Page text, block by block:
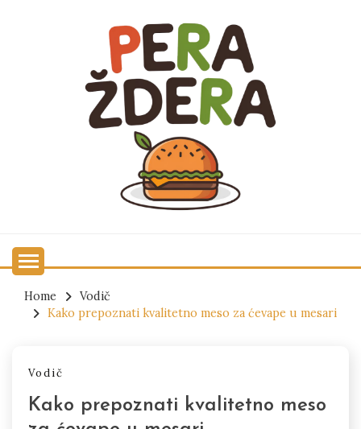
Home
Vodič
Kako prepoznati kvalitetno meso za ćevape u mesari
Vodič
Kako prepoznati kvalitetno meso